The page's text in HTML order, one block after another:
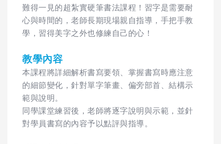
難得一見的超紮實硬筆書法課程！習字是需要耐
心與時間的，老師長期現場親自指導，手把手教
學，習得美字之外也修練自己的心！
教學內容
本課程將詳細解析書寫要領、掌握書寫時應注意
的細節變化，針對單字筆畫、偏旁部首、結構示
範與說明。
同學課堂練習後，老師將逐字說明與示範，並針
對學員書寫的內容予以點評與指導。